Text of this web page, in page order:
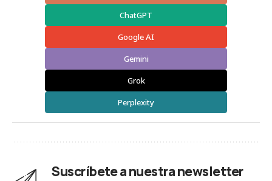
ChatGPT
Google AI
Gemini
Grok
Perplexity
Suscríbete a nuestra newsletter